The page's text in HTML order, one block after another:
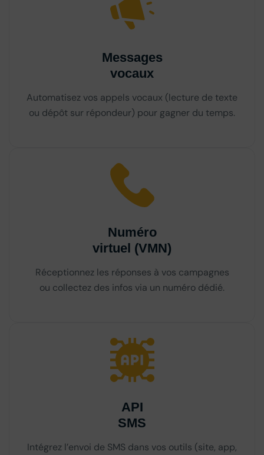
Messages
vocaux
Automatisez vos appels vocaux (lecture de texte
ou dépôt sur répondeur) pour gagner du temps.
Numéro
virtuel (VMN)
Réceptionnez les réponses à vos campagnes
ou collectez des infos via un numéro dédié.
API
SMS
Intégrez l’envoi de SMS dans vos outils (site, app,